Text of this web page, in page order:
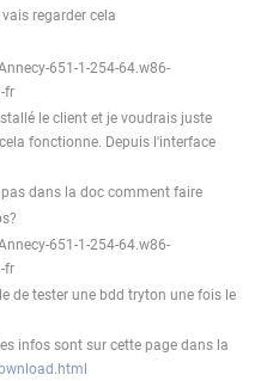
regarder cela
651-1-254-64.w86-
fr
le client et je voudrais juste
fonctionne. Depuis l'interface
dans la doc comment faire
651-1-254-64.w86-
fr
de tester une bdd tryton une fois le
infos sont sur cette page dans la